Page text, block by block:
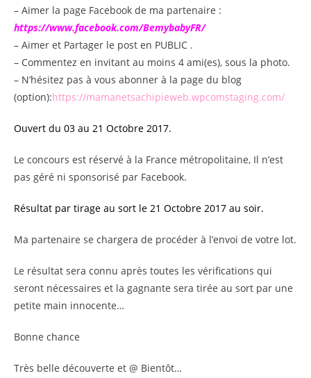
– Aimer la page Facebook de ma partenaire :
https://www.facebook.com/BemybabyFR/
– Aimer et Partager le post en PUBLIC .
– Commentez en invitant au moins 4 ami(es), sous la photo.
– N’hésitez pas à vous abonner à la page du blog
(option):https://mamanetsachipieweb.wpcomstaging.com/
Ouvert du 03 au 21 Octobre 2017.
Le concours est réservé à la France métropolitaine, Il n’est
pas géré ni sponsorisé par Facebook.
Résultat par tirage au sort le 21 Octobre 2017 au soir.
Ma partenaire se chargera de procéder à l’envoi de votre lot.
Le résultat sera connu après toutes les vérifications qui
seront nécessaires et la gagnante sera tirée au sort par une
petite main innocente…
Bonne chance
Très belle découverte et @ Bientôt…